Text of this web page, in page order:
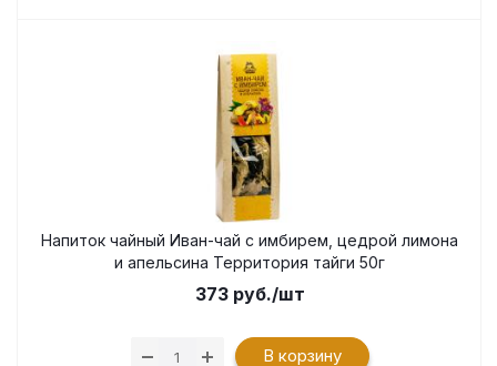
Напиток чайный Иван-чай с имбирем, цедрой лимона
и апельсина Территория тайги 50г
373руб./шт
В корзину